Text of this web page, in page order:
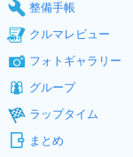
整備手帳
クルマレビュー
フォトギャラリー
グループ
ラップタイム
まとめ